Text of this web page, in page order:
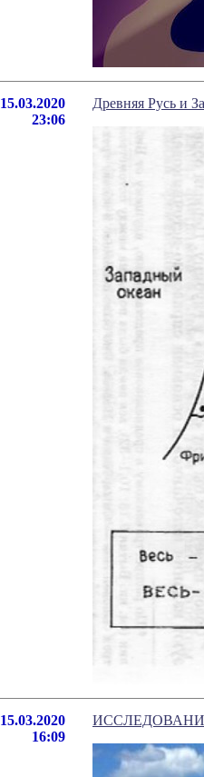
15.03.2020
23:06
Древняя Русь и
15.03.2020
16:09